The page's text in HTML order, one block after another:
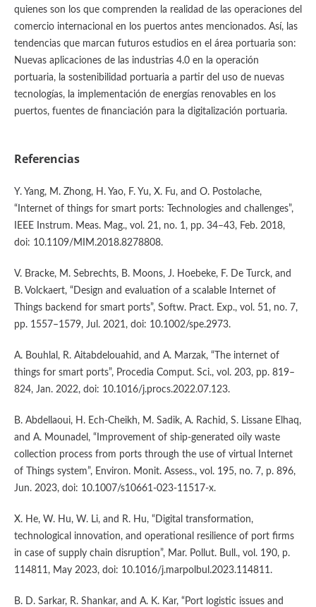
quienes son los que comprenden la realidad de las operaciones del
comercio internacional en los puertos antes mencionados. Así, las
tendencias que marcan futuros estudios en el área portuaria son:
Nuevas aplicaciones de las industrias 4.0 en la operación
portuaria, la sostenibilidad portuaria a partir del uso de nuevas
tecnologías, la implementación de energías renovables en los
puertos, fuentes de financiación para la digitalización portuaria.
Referencias
Y. Yang, M. Zhong, H. Yao, F. Yu, X. Fu, and O. Postolache,
“Internet of things for smart ports: Technologies and challenges”,
IEEE Instrum. Meas. Mag., vol. 21, no. 1, pp. 34–43, Feb. 2018,
doi: 10.1109/MIM.2018.8278808.
V. Bracke, M. Sebrechts, B. Moons, J. Hoebeke, F. De Turck, and
B. Volckaert, “Design and evaluation of a scalable Internet of
Things backend for smart ports”, Softw. Pract. Exp., vol. 51, no. 7,
pp. 1557–1579, Jul. 2021, doi: 10.1002/spe.2973.
A. Bouhlal, R. Aitabdelouahid, and A. Marzak, “The internet of
things for smart ports”, Procedia Comput. Sci., vol. 203, pp. 819–
824, Jan. 2022, doi: 10.1016/j.procs.2022.07.123.
B. Abdellaoui, H. Ech-Cheikh, M. Sadik, A. Rachid, S. Lissane Elhaq,
and A. Mounadel, “Improvement of ship-generated oily waste
collection process from ports through the use of virtual Internet
of Things system”, Environ. Monit. Assess., vol. 195, no. 7, p. 896,
Jun. 2023, doi: 10.1007/s10661-023-11517-x.
X. He, W. Hu, W. Li, and R. Hu, “Digital transformation,
technological innovation, and operational resilience of port firms
in case of supply chain disruption”, Mar. Pollut. Bull., vol. 190, p.
114811, May 2023, doi: 10.1016/j.marpolbul.2023.114811.
B. D. Sarkar, R. Shankar, and A. K. Kar, “Port logistic issues and